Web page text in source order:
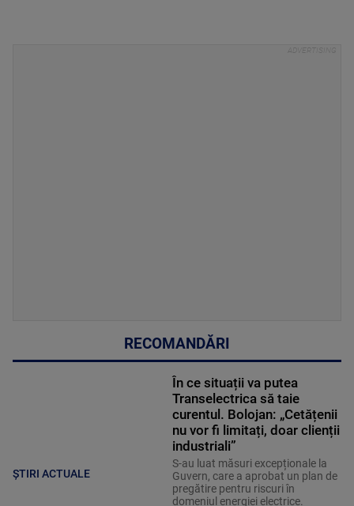
RECOMANDĂRI
ȘTIRI ACTUALE
În ce situații va putea
Transelectrica să taie
curentul. Bolojan: „Cetățenii
nu vor fi limitați, doar clienții
industriali”
S-au luat măsuri excepționale la
Guvern, care a aprobat un plan de
pregătire pentru riscuri în
domeniul energiei electrice.